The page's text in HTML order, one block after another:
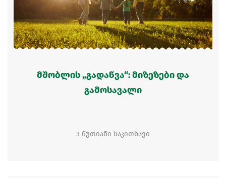
მშობლის „გადაწვა“: მიზეზები და
გამოსავალი
3 წუთიანი საკითხავი